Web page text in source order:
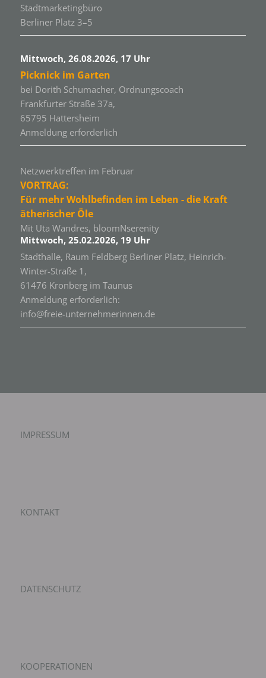
Stadtmarketingbüro
Berliner Platz 3–5
Mittwoch, 26.08.2026, 17 Uhr
Picknick im Garten
bei Dorith Schumacher, Ordnungscoach
Frankfurter Straße 37a,
65795 Hattersheim
Anmeldung erforderlich
Netzwerktreffen im Februar
VORTRAG:
Für mehr Wohlbefinden im Leben - die Kraft
ätherischer Öle
Mit Uta Wandres, bloomNserenity
Mittwoch, 25.02.2026, 19 Uhr
Stadthalle, Raum Feldberg Berliner Platz, Heinrich-
Winter-Straße 1,
61476 Kronberg im Taunus
Anmeldung erforderlich:
info@freie-unternehmerinnen.de
IMPRESSUM
KONTAKT
DATENSCHUTZ
KOOPERATIONEN